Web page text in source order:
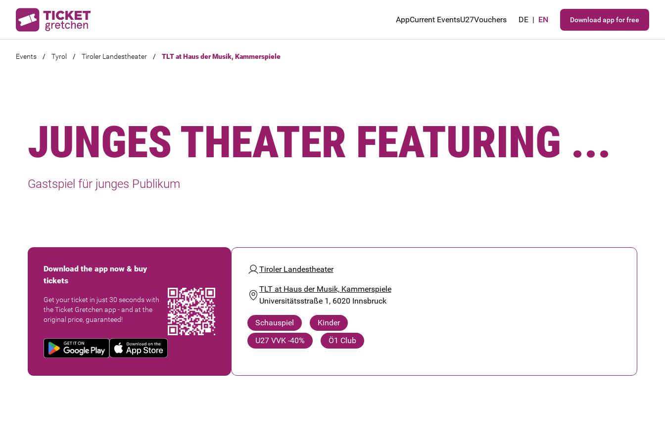
AppCurrent EventsU27Vouchers DE | EN Download app for free
Events / Tyrol / Tiroler Landestheater / TLT at Haus der Musik, Kammerspiele
JUNGES THEATER FEATURING ...
Gastspiel für junges Publikum
Download the app now & buy
tickets
Get your ticket in just 30 seconds with
the Ticket Gretchen app - and at the
original price, guaranteed!
Tiroler Landestheater
TLT at Haus der Musik, Kammerspiele
Universitätsstraße 1, 6020 Innsbruck
Schauspiel
Kinder
U27 VVK -40%
Ö1 Club